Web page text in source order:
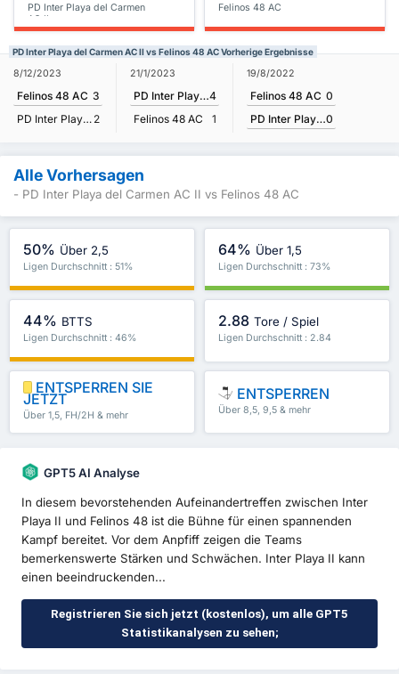
PD Inter Playa del Carmen
AC II
Felinos 48 AC
PD Inter Playa del Carmen AC II vs Felinos 48 AC Vorherige Ergebnisse
8/12/2023
Felinos 48 AC 3
PD Inter Playa del Carmen AC II 2
21/1/2023
PD Inter Playa del Carmen AC II4
Felinos 48 AC
1
19/8/2022
Felinos 48 AC 0
PD Inter Playa del Carmen AC II0
Alle Vorhersagen
- PD Inter Playa del Carmen AC II vs Felinos 48 AC
50% Über 2,5
Ligen Durchschnitt : 51%
64% Über 1,5
Ligen Durchschnitt : 73%
44% BTTS
Ligen Durchschnitt : 46%
2.88 Tore / Spiel
Ligen Durchschnitt : 2.84
ENTSPERREN SIE
JETZT
Über 1,5, FH/2H & mehr
ENTSPERREN
Über 8,5, 9,5 & mehr
GPT5 AI Analyse
In diesem bevorstehenden Aufeinandertreffen zwischen Inter
Playa II und Felinos 48 ist die Bühne für einen spannenden
Kampf bereitet. Vor dem Anpfiff zeigen die Teams
bemerkenswerte Stärken und Schwächen. Inter Playa II kann
einen beeindruckenden...
Registrieren Sie sich jetzt (kostenlos), um alle GPT5
Statistikanalysen zu sehen;